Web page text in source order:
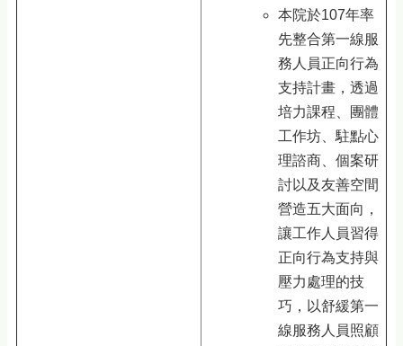
本院於107年率
先整合第一線服
務人員正向行為
支持計畫，透過
培力課程、團體
工作坊、駐點心
理諮商、個案研
討以及友善空間
營造五大面向，
讓工作人員習得
正向行為支持與
壓力處理的技
巧，以舒緩第一
線服務人員照顧